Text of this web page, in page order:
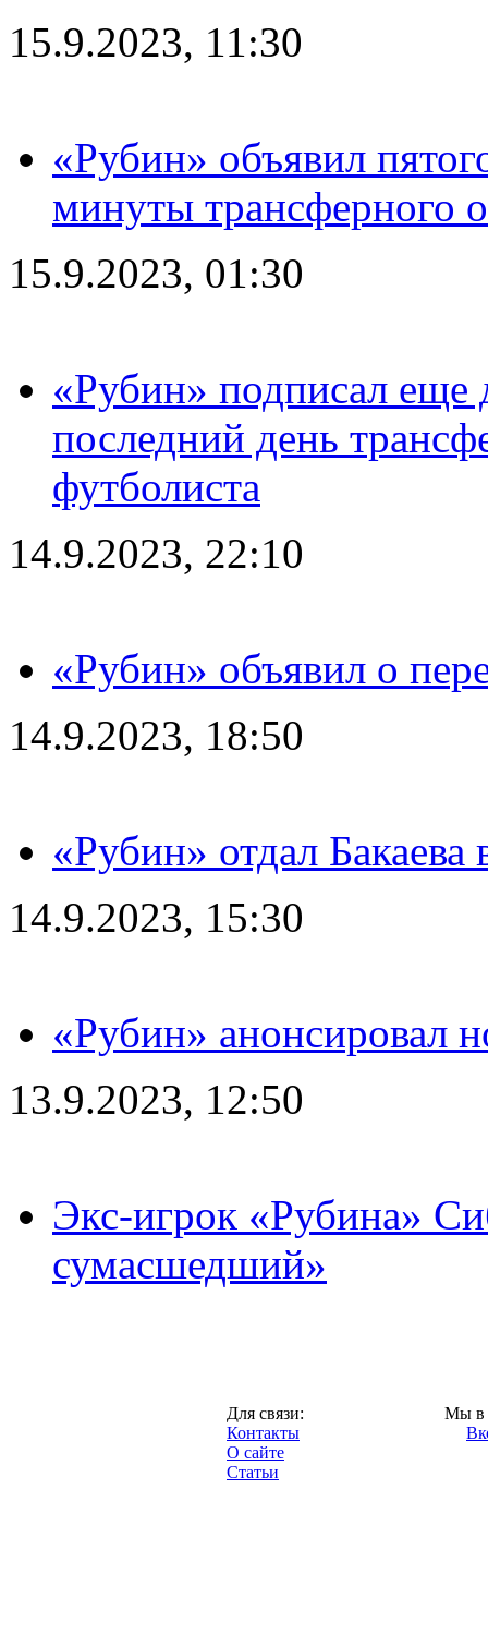
15.9.2023, 11:30
«Рубин» объявил
минуты трансферного
15.9.2023, 01:30
«Рубин» подписал еще
последний день
футболиста
14.9.2023, 22:10
«Рубин» объявил о
14.9.2023, 18:50
«Рубин» отдал
14.9.2023, 15:30
«Рубин» анонсировал
13.9.2023, 12:50
Экс-игрок «Рубина»
сумасшедший»
Для связи:
Контакты
О сайте
Статьи
Мы в